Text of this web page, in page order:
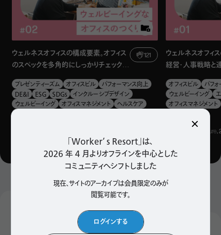
「Worker’ s Resort」は、
2026 年 4 月よりオフラインを中心とした
コミュニティへシフトしました
現在、サイトのアーカイブは会員限定のみが
閲覧可能です。
ログインする
してきたが、同時に地球環境に大きな負荷を与えてきた。
」より
気候変動のほか、海洋プラスチックごみ問題や生物多様性
の損失なども深刻化しており、これらの問題を解決し、サス
ュラーエコノミー」が注目されている。
サーキュラーエコノミーとは、製品や資源の使用を循環させ、
廃棄物の削減や環境負荷の軽減を図るものだ。サーキュラ
ウェルネスオフィスの構成要素。オフィス
のスペックを多角的にしっかりチェックし
よう
121
プレゼンティーズム オフィスビル
パフォーマンス向上
DE&I
ESG SDGs
インクルーシブデザイン
ウェルビーイング
オフィスマネジメント
ヘルスケア
ウェルネスオフィ
経営・人事戦略と
オフィスビル
パフ
ウェルビーイング
オフィスマネジメント
Facility, Design, Culture,
Popular Articles